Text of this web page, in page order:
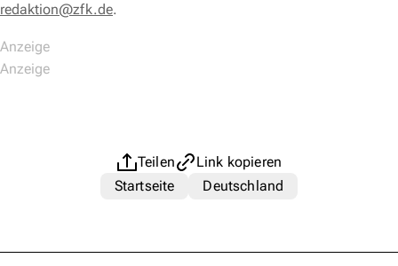
redaktion@zfk.de.
Teilen
Link kopieren
Startseite
Deutschland